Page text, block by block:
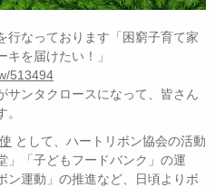
行なっております「困窮子育て家
を届けたい！」
513494
サンタクロースになって、皆さん
として、ハートリボン協会の活動
」「子どもフードバンク」の運
ン運動」の推進など、日頃よりボ